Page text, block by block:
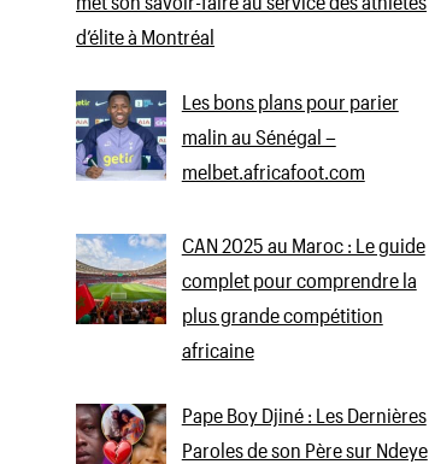
d’élite à Montréal
Les bons plans pour parier
malin au Sénégal –
melbet.africafoot.com
CAN 2025 au Maroc : Le guide
complet pour comprendre la
plus grande compétition
africaine
Pape Boy Djiné : Les Dernières
Paroles de son Père sur Ndeye